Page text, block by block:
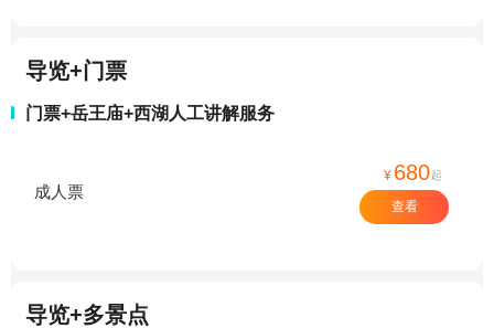
导览+门票
门票+岳王庙+西湖人工讲解服务
成人票
¥ 680起
查看
导览+多景点